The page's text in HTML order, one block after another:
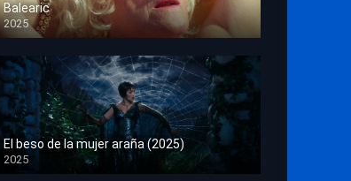
Balearic
2025
HD 1080p
El beso de la mujer araña (2025)
2025
HD 1080p